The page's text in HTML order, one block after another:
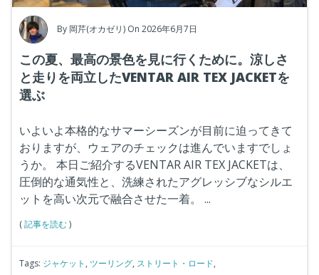
By 岡芹(オカゼリ) On 2026年6月7日
この夏、最高の景色を見に行くために。涼しさ
と走りを両立したVENTAR AIR TEX JACKETを
選ぶ
いよいよ本格的なサマーシーズンが目前に迫ってきて
おりますが、ウェアのチェックは進んでいますでしょ
うか。
本日ご紹介するVENTAR AIR TEX JACKETは、
圧倒的な通気性と、洗練されたアグレッシブなシルエ
ットを高い次元で融合させた一着。
...
(記事を読む)
Tags: ジャケット , ツーリング, ストリート・ロード,